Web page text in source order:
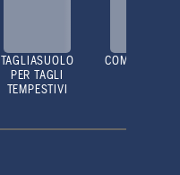
TAGLIASUOLO
PER TAGLI
TEMPESTIVI